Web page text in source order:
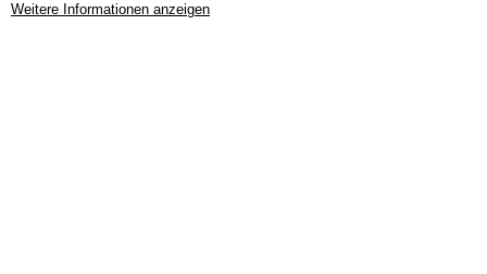
Weitere Informationen anzeigen